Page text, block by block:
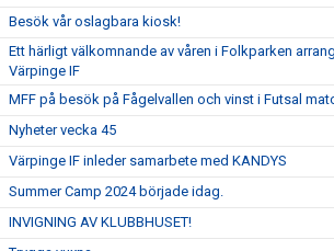
Besök vår oslagbara kiosk!
Ett härligt välkomnande av våren i Folkparken
Värpinge IF
MFF på besök på Fågelvallen och vinst i Futsal
Nyheter vecka 45
Värpinge IF inleder samarbete med KANDYS
Summer Camp 2024 började idag.
INVIGNING AV KLUBBHUSET!